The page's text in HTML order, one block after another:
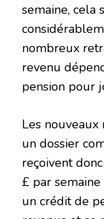
semaine, cela
nombreux
revenu
pension pour
Les nouveaux
un dossier
reçoivent
£ par
un crédit de